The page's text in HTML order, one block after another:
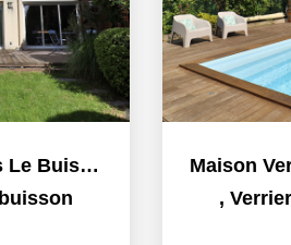
Maison Verrieres Le Buisson 8 pièce(s) 180 m2
,